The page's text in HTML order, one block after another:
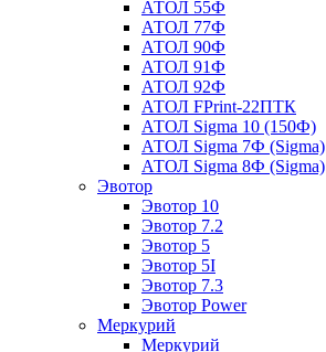
АТОЛ 55Ф
АТОЛ 77Ф
АТОЛ 90Ф
АТОЛ 91Ф
АТОЛ 92Ф
АТОЛ FPrint-22ПТК
АТОЛ Sigma 10 (150Ф)
АТОЛ Sigma 7Ф (Sigma)
АТОЛ Sigma 8Ф (Sigma)
Эвотор
Эвотор 10
Эвотор 7.2
Эвотор 5
Эвотор 5I
Эвотор 7.3
Эвотор Power
Меркурий
Меркурий